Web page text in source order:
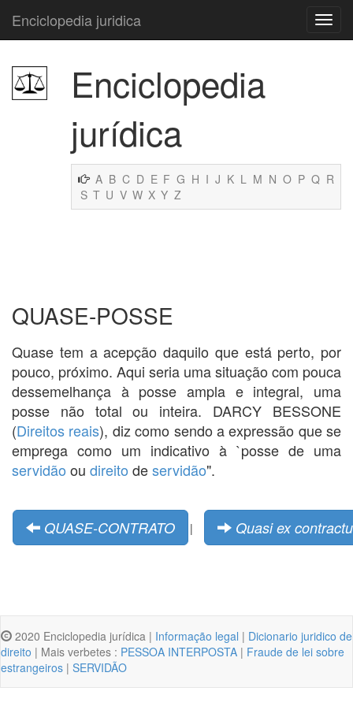
Enciclopedia juridica
Enciclopedia
jurídica
A B C D E F G H I J K L M N O P Q R
S T U V W X Y Z
QUASE-POSSE
Quase tem a acepção daquilo que está perto, por
pouco, próximo. Aqui seria uma situação com pouca
dessemelhança à posse ampla e integral, uma
posse não total ou inteira. DARCY BESSONE
(Direitos reais), diz como sendo a expressão que se
emprega como um indicativo à `posse de uma
servidão ou direito deservidão".
QUASE-CONTRATO | Quasi ex contractu
2020 Enciclopedia jurídica | Informação legal | Dicionario juridico de
direito | Mais verbetes : PESSOA INTERPOSTA | Fraude de lei sobre
estrangeiros | SERVIDÃO